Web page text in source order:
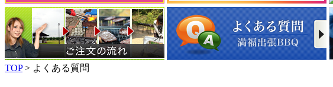
TOP> よくある質問